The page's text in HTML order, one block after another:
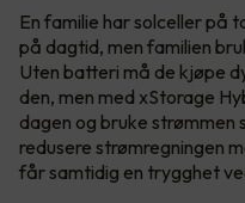
En familie har solceller på
på dagtid, men familien
Uten batteri må de kjøpe
den, men med xStorage
dagen og bruke strømmen
redusere strømregningen
får samtidig en trygghet